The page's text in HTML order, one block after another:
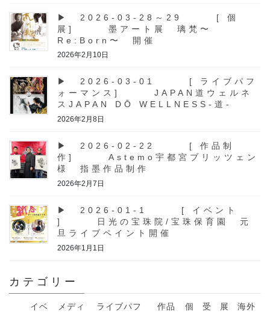
▶ 2026-03-28～29 [ 個
展] 墨アート展 璃梵〜
Re:Born〜 開催
2026年2月10日
▶ 2026-03-01 [ ライブパフ
ォーマンス] JAPAN道ウェルネ
スJAPAN DŌ WELLNESS-道-
2026年2月8日
▶ 2026-02-22 [ 作品制
作] Astemo宇都宮ブリッツェン
様 指墨作品制作
2026年2月7日
▶ 2026-01-1 [ イベント
] 日光の宝珠院/宝珠保育園 元
旦ライブペイント開催
2026年1月1日
カテゴリー
イベ
メディ
ライブパフ
作品
個
受
展
海外